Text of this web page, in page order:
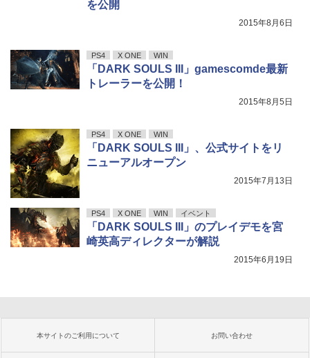
を公開
2015年8月6日
PS4 X ONE WIN
「DARK SOULS III」gamescomde最新
トレーラーを公開！
2015年8月5日
PS4 X ONE WIN
「DARK SOULS III」、公式サイトをリ
ニューアルオープン
2015年7月13日
PS4 X ONE WIN イベント
「DARK SOULS III」のプレイデモを宮
崎英高ディレクターが解説
2015年6月19日
本サイトのご利用について お問い合わせ